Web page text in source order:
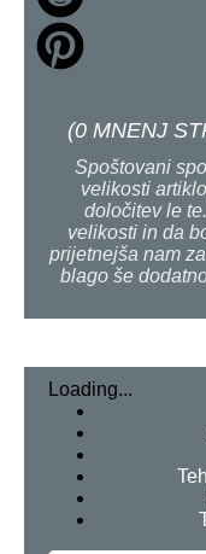
(0 MNENJ
Spoštovani
velikosti
določitev le
velikosti in da
prijetnejša nam
blago še
Loading...